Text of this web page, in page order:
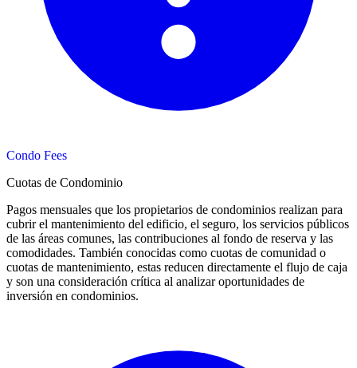
Condo Fees
Cuotas de Condominio
Pagos mensuales que los propietarios de condominios realizan para
cubrir el mantenimiento del edificio, el seguro, los servicios públicos
de las áreas comunes, las contribuciones al fondo de reserva y las
comodidades. También conocidas como cuotas de comunidad o
cuotas de mantenimiento, estas reducen directamente el flujo de caja
y son una consideración crítica al analizar oportunidades de
inversión en condominios.